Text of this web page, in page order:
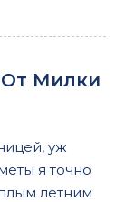
Милки
уж
я точно
летним